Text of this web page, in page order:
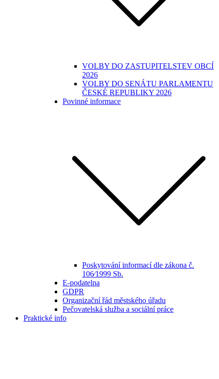
VOLBY DO ZASTUPITELSTEV OBCÍ
2026
VOLBY DO SENÁTU PARLAMENTU
ČESKÉ REPUBLIKY 2026
Povinné informace
Poskytování informací dle zákona č.
106⁄1999 Sb.
E-podatelna
GDPR
Organizační řád městského úřadu
Pečovatelská služba a sociální práce
Praktické info